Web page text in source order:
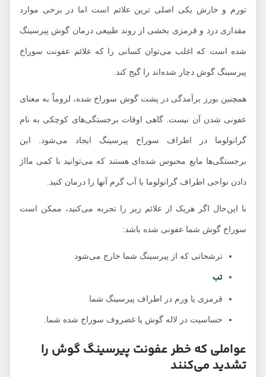
تورم و خارش یکی اصلی ترین علائم است اما در برخی موارد
مقداری درد و قرمزی بخشی از روند طبیعی درمان گوش پیرسینگ
شده است که اغلب می‌توان کسانی را که علائم عفونت سوراخ
پیرسینگ گوش دچار شده‌اند را گیج کند.
همچنین بورز برآمدگی در پشت گوش سوراخ شده، لزوماً به معنای
عفونی شدن آن نیست. گاهی اوقات برجستگی‌های کوچکی به نام
گرانولوما در اطراف سوراخ پیرسینگ ایجاد می‌شود. این
برجستگی‌ها مایع محبوس شده‌ای هستند که می‌توانید با کمی مااژ
دادن نواحی اطراف گرانولوما با آب گرم آنها را درمان کنید.
با این‌حال اگر هریک از علائم زیر را تجربه می‌کنید، ممکن است
سوراخ گوش شما عفونی شده باشد:
ترشحاتی که از پیرسینگ شما خارج می‌شود
تب
قرمزی یا ورم در اطراف پیرسینگ شما
حساسیت در لاله گوش یا غضروف سوراخ شده شما.
عواملی که خطر عفونت پیرسینگ گوش را
تشدید می‌کنند